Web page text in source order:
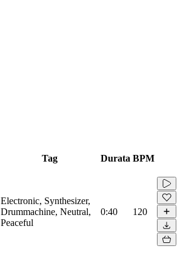
Tag Durata BPM
Electronic, Synthesizer,
Drummachine, Neutral,
Peaceful
0:40 120